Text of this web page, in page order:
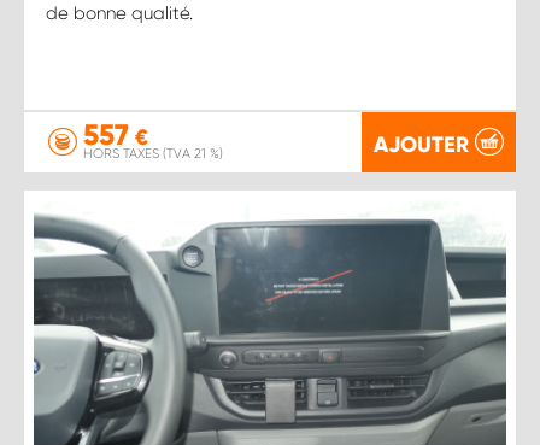
de bonne qualité.
557 €
HORS TAXES (TVA 21 %) AJOUTER